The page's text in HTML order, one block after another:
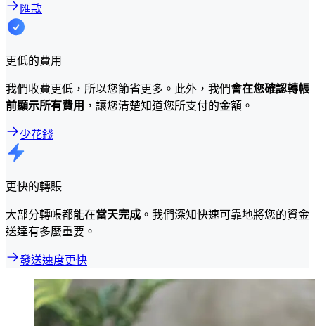
匯款
更低的費用
我們收費更低，所以您節省更多。此外，我們會在您確認轉帳
前顯示所有費用 ，讓您清楚知道您所支付的金額。
少花錢
更快的轉賬
大部分轉帳都能在當天完成 。我們深知快速可靠地將您的資金
送達有多麼重要。
發送速度更快